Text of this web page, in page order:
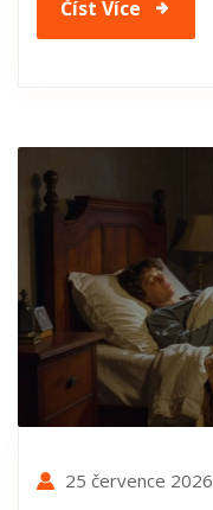
Číst Více
25 července 2026